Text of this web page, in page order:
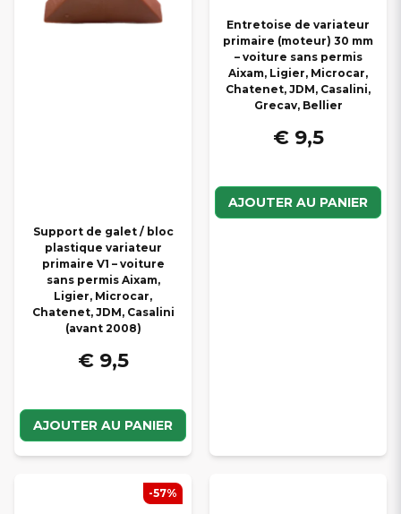
Support de galet / bloc
plastique variateur
primaire V1 – voiture
sans permis Aixam,
Ligier, Microcar,
Chatenet, JDM, Casalini
(avant 2008)
€ 9,5
AJOUTER AU PANIER
Entretoise de variateur
primaire (moteur) 30 mm
– voiture sans permis
Aixam, Ligier, Microcar,
Chatenet, JDM, Casalini,
Grecav, Bellier
€ 9,5
AJOUTER AU PANIER
-57%